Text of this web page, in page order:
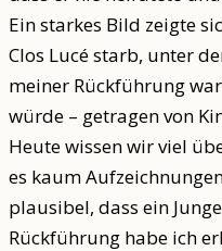
Ein starkes Bild zeigte
Clos Lucé starb, unter
meiner Rückführung
würde – getragen von
Heute wissen wir viel
es kaum
plausibel, dass ein
Rückführung habe ich